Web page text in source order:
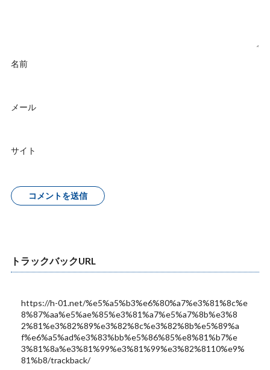
名前
メール
サイト
トラックバックURL
https://h-01.net/%e5%a5%b3%e6%80%a7%e3%81%8c%e
8%87%aa%e5%ae%85%e3%81%a7%e5%a7%8b%e3%8
2%81%e3%82%89%e3%82%8c%e3%82%8b%e5%89%a
f%e6%a5%ad%e3%83%bb%e5%86%85%e8%81%b7%e
3%81%8a%e3%81%99%e3%81%99%e3%82%8110%e9%
81%b8/trackback/